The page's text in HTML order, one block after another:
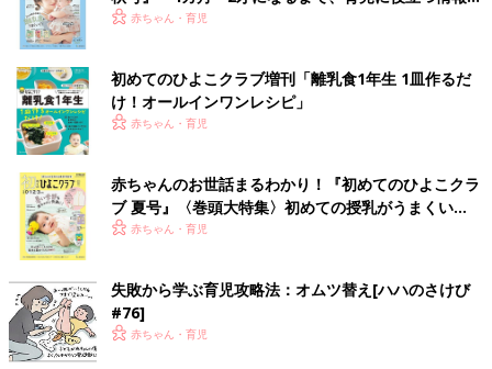
いっぱい！
赤ちゃん・育児
初めてのひよこクラブ増刊「離乳食1年生 1皿作るだ
け！オールインワン​レシピ」
赤ちゃん・育児
赤ちゃんのお世話まるわかり！『初めてのひよこクラ
ブ 夏号』〈巻頭大特集〉初めての授乳がうまくい
く！ おっぱい・ミルクの基本と夏のトラブル 解決テ
赤ちゃん・育児
失敗から学ぶ育児攻略法：オムツ替え[ハハのさけび
#76]
赤ちゃん・育児